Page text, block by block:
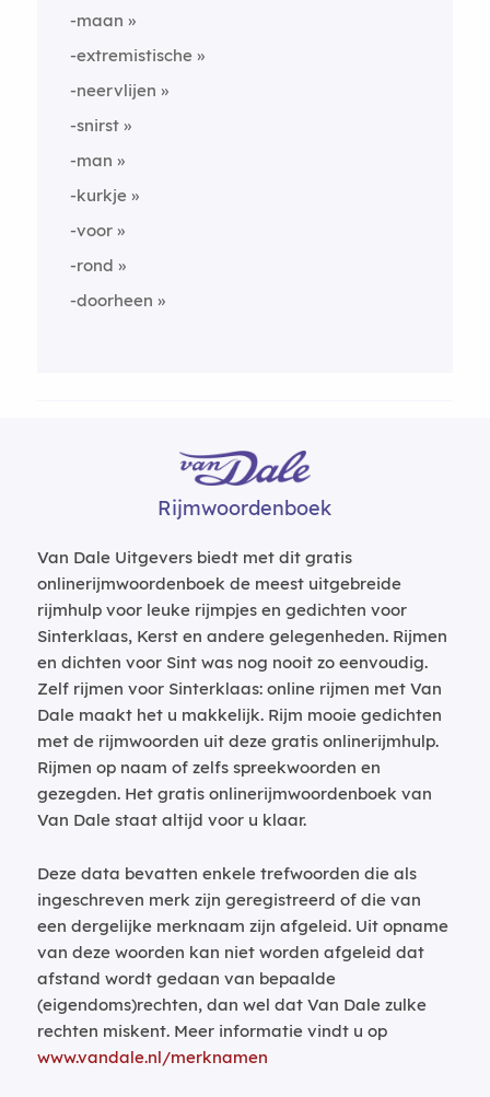
-maan
-extremistische
-neervlijen
-snirst
-man
-kurkje
-voor
-rond
-doorheen
Rijmwoordenboek
Van Dale Uitgevers biedt met dit gratis
onlinerijmwoordenboek de meest uitgebreide
rijmhulp voor leuke rijmpjes en gedichten voor
Sinterklaas, Kerst en andere gelegenheden. Rijmen
en dichten voor Sint was nog nooit zo eenvoudig.
Zelf rijmen voor Sinterklaas: online rijmen met Van
Dale maakt het u makkelijk. Rijm mooie gedichten
met de rijmwoorden uit deze gratis onlinerijmhulp.
Rijmen op naam of zelfs spreekwoorden en
gezegden. Het gratis onlinerijmwoordenboek van
Van Dale staat altijd voor u klaar.
Deze data bevatten enkele trefwoorden die als
ingeschreven merk zijn geregistreerd of die van
een dergelijke merknaam zijn afgeleid. Uit opname
van deze woorden kan niet worden afgeleid dat
afstand wordt gedaan van bepaalde
(eigendoms)rechten, dan wel dat Van Dale zulke
rechten miskent. Meer informatie vindt u op
www.vandale.nl/merknamen